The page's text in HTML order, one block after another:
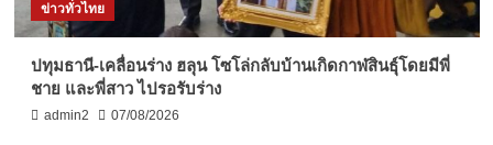
ข่าวทั่วไทย
ปทุมธานี-เคลื่อนร่าง ฮลุน โซโล่กลับบ้านเกิดกาฬสินธุ์โดยมีพี่
ชาย และพี่สาว ไปรอรับร่าง
admin2 07/08/2026